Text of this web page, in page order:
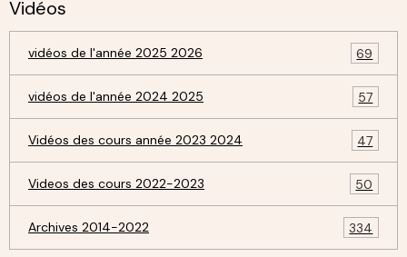
Vidéos
vidéos de l'année 2025 2026 69
vidéos de l'année 2024 2025 57
Vidéos des cours année 2023 2024 47
Videos des cours 2022-2023 50
Archives 2014-2022 334